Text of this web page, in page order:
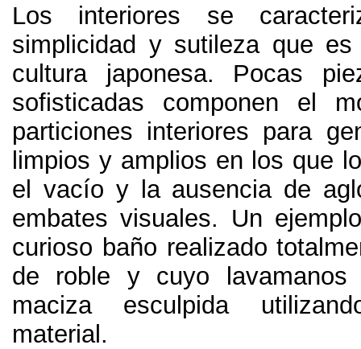
Los interiores se
simplicidad y sutileza que
cultura japonesa. Pocas
sofisticadas componen el
particiones interiores para
limpios y amplios en los que
el vacío y la ausencia de
embates visuales. Un
curioso baño realizado
de roble y cuyo
maciza esculpida
material .